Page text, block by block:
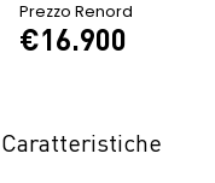
Prezzo Renord
€16.900
Caratteristiche